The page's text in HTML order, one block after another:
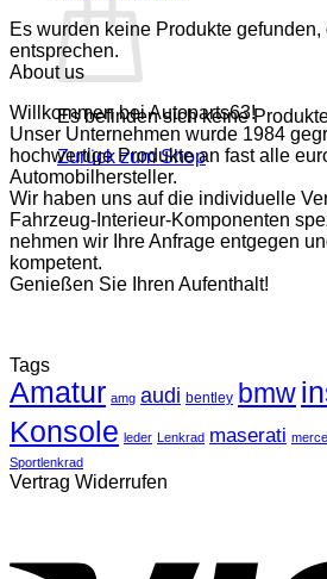
Es befinden sich keine
Zurück zum Shop
Es wurden keine Produkte gefunden,
entsprechen.
About us
Willkommen bei Autoparts63!
Unser Unternehmen wurde 1984
hochwertige Produkte an fast alle
Automobilhersteller.
Wir haben uns auf die individuelle
Fahrzeug-Interieur-Komponenten
nehmen wir Ihre Anfrage entgegen
kompetent.
Genießen Sie Ihren Aufenthalt!
Tags
Amatur amg audi bentley bmw
Konsole leder Lenkrad maserati
Sportlenkrad
Vertrag Widerrufen